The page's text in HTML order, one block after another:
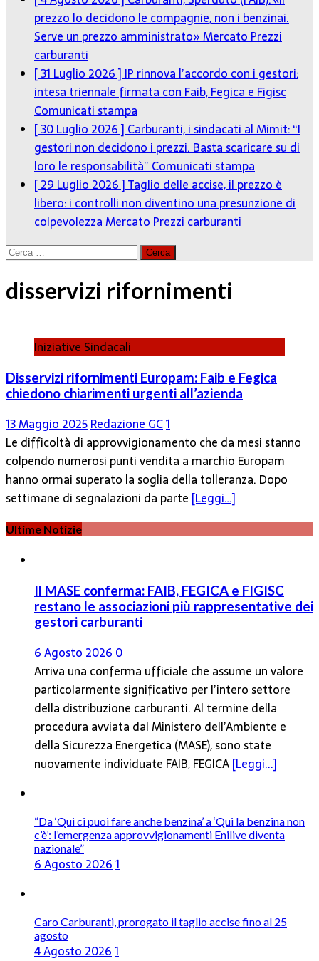
prezzo lo decidono le compagnie, non i benzinai.
Serve un prezzo amministrato»Mercato Prezzi
carburanti
[ 31 Luglio 2026 ]IP rinnova l’accordo con i gestori:
intesa triennale firmata con Faib, Fegica e Figisc
Comunicati stampa
[ 30 Luglio 2026 ]Carburanti, i sindacati al Mimit: “I
gestori non decidono i prezzi. Basta scaricare su di
loro le responsabilità”Comunicati stampa
[ 29 Luglio 2026 ]Taglio delle accise, il prezzo è
libero: i controlli non diventino una presunzione di
colpevolezzaMercato Prezzi carburanti
Ricerca
disservizi rifornimenti
Iniziative Sindacali
Disservizi rifornimenti Europam: Faib e Fegica
chiedono chiarimenti urgenti all’azienda
13 Maggio 2025Redazione GC1
Le difficoltà di approvvigionamento che da mesi stanno
colpendo numerosi punti vendita a marchio Europam
hanno ormai superato la soglia della tolleranza. Dopo
settimane di segnalazioni da parte [Leggi…]
Ultime Notizie
Il MASE conferma: FAIB, FEGICA e FIGISC
restano le associazioni più rappresentative dei
gestori carburanti
6 Agosto 2026 0
Arriva una conferma ufficiale che assume un valore
particolarmente significativo per l’intero settore
della distribuzione carburanti. Al termine della
procedura avviata dal Ministero dell’Ambiente e
della Sicurezza Energetica (MASE), sono state
nuovamente individuate FAIB, FEGICA[Leggi...]
“Da ‘Qui ci puoi fare anche benzina’ a ‘Qui la benzina non
c’è’: l’emergenza approvvigionamenti Enilive diventa
nazionale”
6 Agosto 20261
Caro Carburanti, prorogato il taglio accise fino al 25
agosto
4 Agosto 20261